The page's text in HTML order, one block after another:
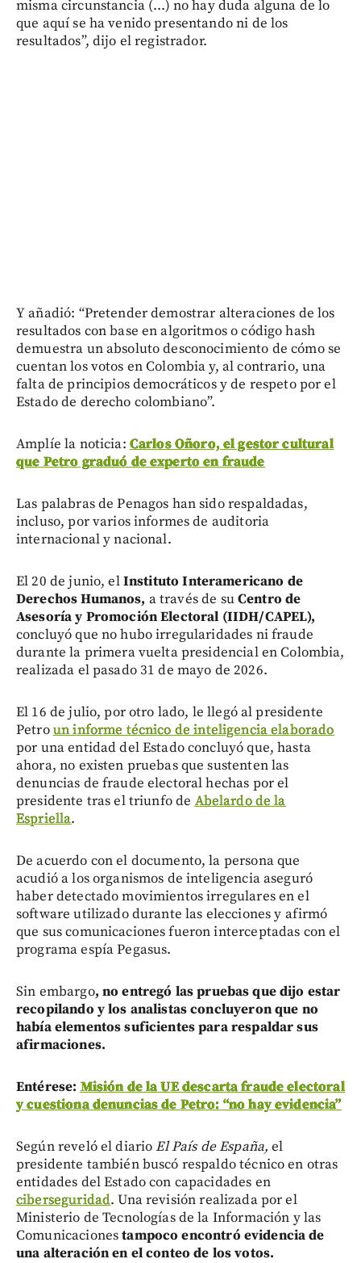
misma circunstancia (...) no hay duda alguna de lo
que aquí se ha venido presentando ni de los
resultados”, dijo el registrador.
Y añadió: “Pretender demostrar alteraciones de los
resultados con base en algoritmos o código hash
demuestra un absoluto desconocimiento de cómo se
cuentan los votos en Colombia y, al contrario, una
falta de principios democráticos y de respeto por el
Estado de derecho colombiano”.
Amplíe la noticia: Carlos Oñoro, el gestor cultural
que Petro graduó de experto en fraude
Las palabras de Penagos han sido respaldadas,
incluso, por varios informes de auditoria
internacional y nacional.
El 20 de junio, elInstituto Interamericano de
Derechos Humanos, a través de suCentro de
Asesoría y Promoción Electoral (IIDH/CAPEL),
concluyó que no hubo irregularidades ni fraude
durante la primera vuelta presidencial en Colombia,
realizada el pasado 31 de mayo de 2026.
El 16 de julio, por otro lado, le llegó al presidente
Petroun informe técnico de inteligencia elaborado
por una entidad del Estado concluyó que, hasta
ahora, no existen pruebas que sustenten las
denuncias de fraude electoral hechas por el
presidente tras el triunfo de Abelardo de la
Espriella.
De acuerdo con el documento, la persona que
acudió a los organismos de inteligencia aseguró
haber detectado movimientos irregulares en el
software utilizado durante las elecciones y afirmó
que sus comunicaciones fueron interceptadas con el
programa espía Pegasus.
Sin embargo, no entregó las pruebas que dijo estar
recopilando y los analistas concluyeron que no
había elementos suficientes para respaldar sus
afirmaciones.
Entérese: Misión de la UE descarta fraude electoral
y cuestiona denuncias de Petro: “no hay evidencia”
Según reveló el diarioEl País de España, el
presidente también buscó respaldo técnico en otras
entidades del Estado con capacidades en
ciberseguridad. Una revisión realizada por el
Ministerio de Tecnologías de la Información y las
Comunicacionestampoco encontró evidencia de
una alteración en el conteo de los votos.